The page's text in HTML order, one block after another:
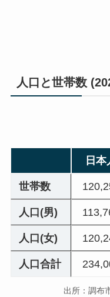
人口と世帯数
日本
世帯数
人口(男)
人口(女)
人口合計
出所：調布